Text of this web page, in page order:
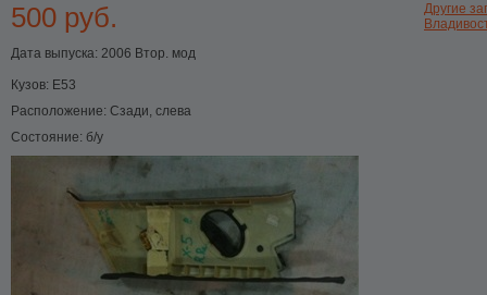
Другие
500 руб.
Дата выпуска: 2006 Втор. мод
Кузов: E53
Расположение: Сзади, слева
Состояние: б/у